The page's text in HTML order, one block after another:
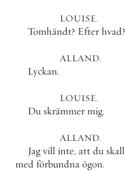
LOUISE.
Tomhändt? Efter hvad?
ALLAND.
Lyckan.
LOUISE.
Du skrämmer mig.
ALLAND.
Jag vill inte, att du skall
med förbundna ögon.